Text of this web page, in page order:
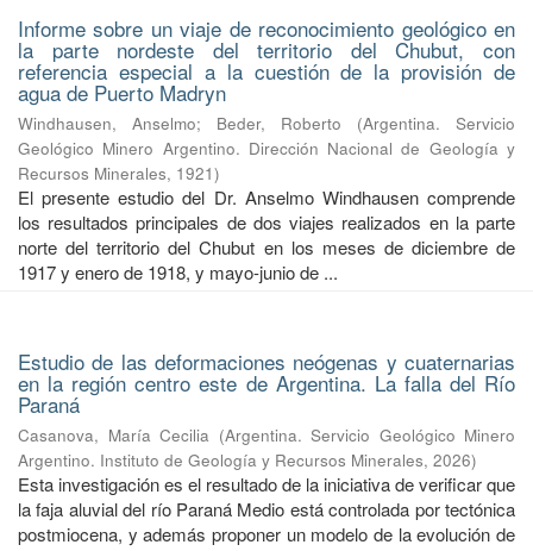
Informe sobre un viaje de reconocimiento geológico en
la parte nordeste del territorio del Chubut, con
referencia especial a la cuestión de la provisión de
agua de Puerto Madryn
Windhausen, Anselmo; Beder, Roberto (Argentina. Servicio
Geológico Minero Argentino. Dirección Nacional de Geología y
Recursos Minerales, 1921)
El presente estudio del Dr. Anselmo Windhausen comprende
los resultados principales de dos viajes realizados en la parte
norte del territorio del Chubut en los meses de diciembre de
1917 y enero de 1918, y mayo-junio de ...
Estudio de las deformaciones neógenas y cuaternarias
en la región centro este de Argentina. La falla del Río
Paraná
Casanova, María Cecilia (Argentina. Servicio Geológico Minero
Argentino. Instituto de Geología y Recursos Minerales, 2026)
Esta investigación es el resultado de la iniciativa de verificar que
la faja aluvial del río Paraná Medio está controlada por tectónica
postmiocena, y además proponer un modelo de la evolución de